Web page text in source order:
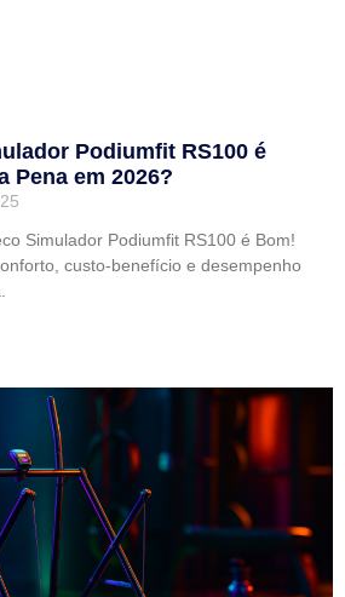
Podiumfit RS100 é
Pena em 2026?
Simulador Podiumfit RS100 é Bom!
custo-benefício e desempenho